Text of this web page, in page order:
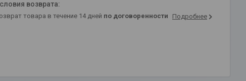
возврат товара в течение 14 дней по договоренности Подробнее